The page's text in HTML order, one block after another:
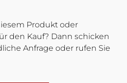
Produkt oder
den Kauf? Dann schicken
Anfrage oder rufen Sie